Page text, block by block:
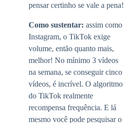
pensar certinho se vale a pena!
Como sustentar: assim como
Instagram, o TikTok exige
volume, então quanto mais,
melhor! No mínimo 3 vídeos
na semana, se conseguir cinco
vídeos, é incrível. O algoritmo
do TikTok realmente
recompensa frequência. E lá
mesmo você pode pesquisar o